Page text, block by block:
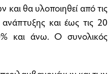
θα υλοποιηθεί από τις
και έως τις 20
και άνω. Ο συνολικός